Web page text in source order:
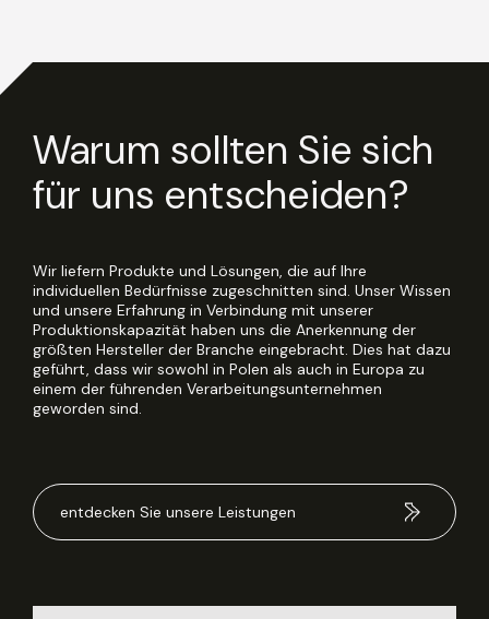
Warum sollten Sie sich
für uns entscheiden?
Wir liefern Produkte und Lösungen, die auf Ihre
individuellen Bedürfnisse zugeschnitten sind. Unser Wissen
und unsere Erfahrung in Verbindung mit unserer
Produktionskapazität haben uns die Anerkennung der
größten Hersteller der Branche eingebracht. Dies hat dazu
geführt, dass wir sowohl in Polen als auch in Europa zu
einem der führenden Verarbeitungsunternehmen
geworden sind.
entdecken Sie unsere Leistungen